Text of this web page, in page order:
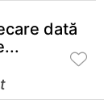
dată